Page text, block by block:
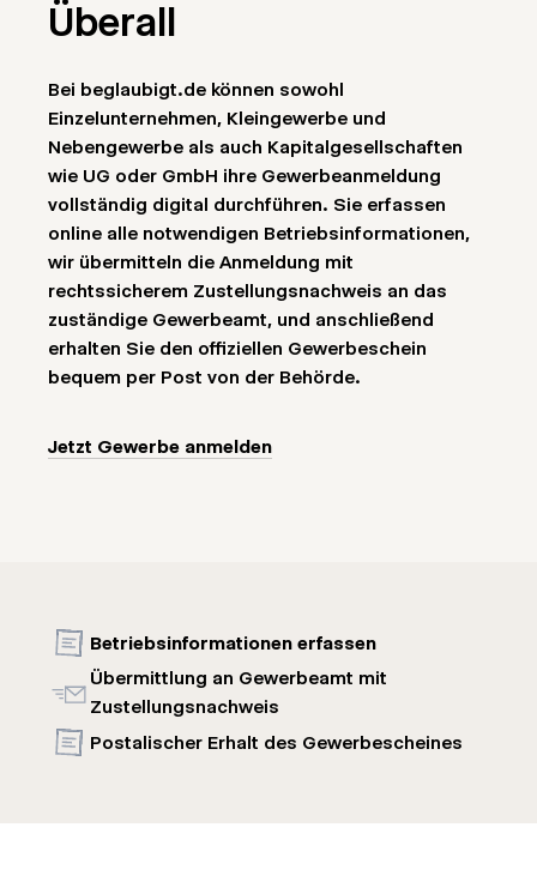
Überall
Bei beglaubigt.de können sowohl
Einzelunternehmen, Kleingewerbe und
Nebengewerbe als auch Kapitalgesellschaften
wie UG oder GmbH ihre Gewerbeanmeldung
vollständig digital durchführen. Sie erfassen
online alle notwendigen Betriebsinformationen,
wir übermitteln die Anmeldung mit
rechtssicherem Zustellungsnachweis an das
zuständige Gewerbeamt, und anschließend
erhalten Sie den offiziellen Gewerbeschein
bequem per Post von der Behörde.
Jetzt Gewerbe anmelden
Betriebsinformationen erfassen
Übermittlung an Gewerbeamt mit
Zustellungsnachweis
Postalischer Erhalt des Gewerbescheines